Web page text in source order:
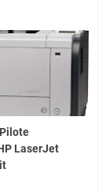
LaserJet